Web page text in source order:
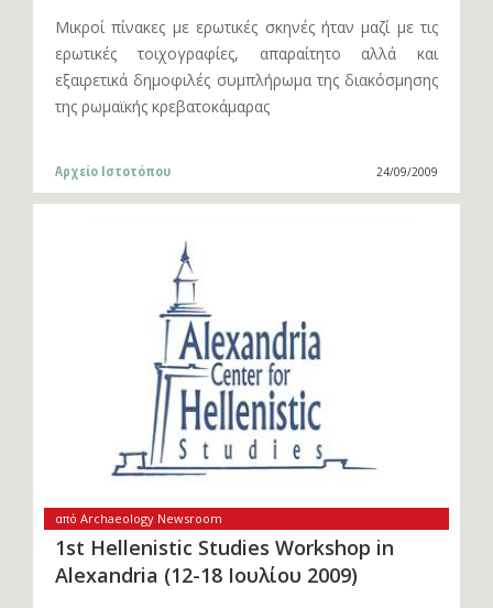
Μικροί πίνακες με ερωτικές σκηνές ήταν μαζί με τις
ερωτικές τοιχογραφίες, απαραίτητο αλλά και
εξαιρετικά δημοφιλές συμπλήρωμα της διακόσμησης
της ρωμαϊκής κρεβατοκάμαρας
Αρχείο Ιστοτόπου 24/09/2009
από Archaeology Newsroom
1st Hellenistic Studies Workshop in
Alexandria (12-18 Ιουλίου 2009)